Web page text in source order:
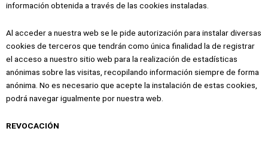
información obtenida a través de las cookies instaladas.
Al acceder a nuestra web se le pide autorización para instalar diversas
cookies de terceros que tendrán como única finalidad la de registrar
el acceso a nuestro sitio web para la realización de estadísticas
anónimas sobre las visitas, recopilando información siempre de forma
anónima. No es necesario que acepte la instalación de estas cookies,
podrá navegar igualmente por nuestra web.
REVOCACIÓN